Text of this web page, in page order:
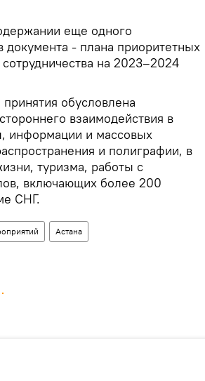
еще одного
документа - плана приоритетных
на 2023–2024
обусловлена
взаимодействия в
информации и массовых
и полиграфии, в
туризма, работы с
включающих более 200
СНГ.
Астана